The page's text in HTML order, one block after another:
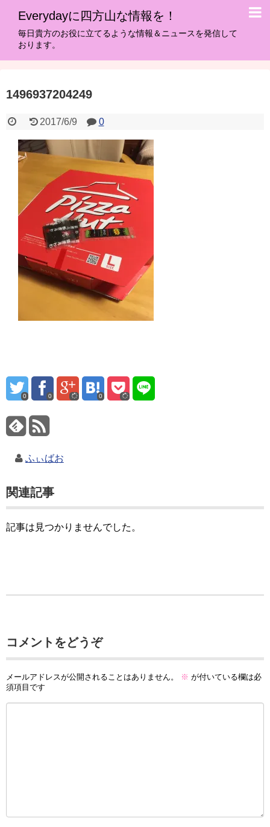
Everydayに四方山な情報を！
毎日貴方のお役に立てるような情報＆ニュースを発信して
おります。
1496937204249
2017/6/9 0
0 0 0
ふぃばお
関連記事
記事は見つかりませんでした。
コメントをどうぞ
メールアドレスが公開されることはありません。 ※ が付いている欄は必
須項目です